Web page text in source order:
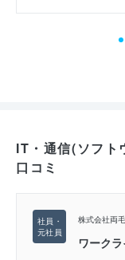
IT・通信(ソフト
口コミ
株式会社両
ワーク